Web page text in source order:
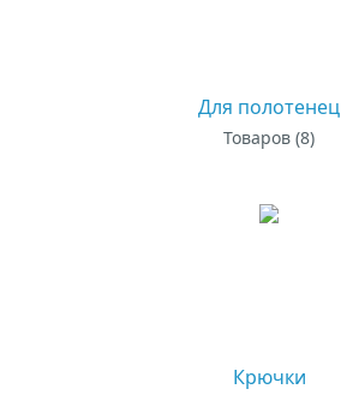
Для полотенец
Товаров (8)
Крючки